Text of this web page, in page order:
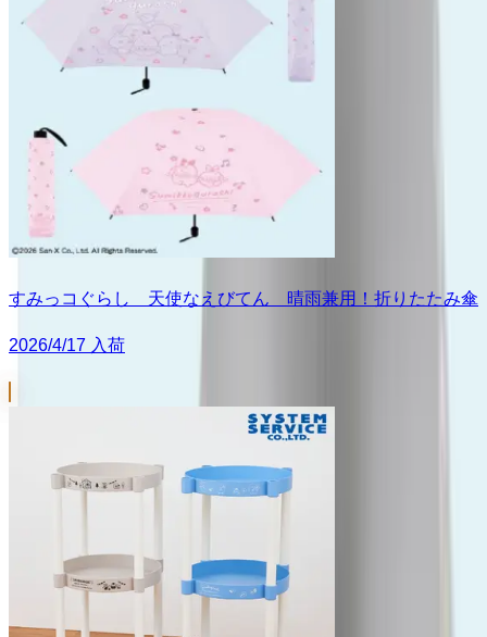
すみっコぐらし 天使なえびてん 晴雨兼用！折りたたみ傘
2026/4/17 入荷